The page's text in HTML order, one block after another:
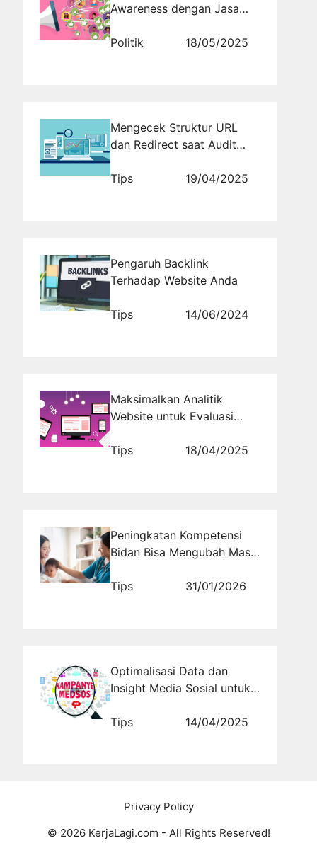
Awareness dengan Jasa
Cara Membuat Iklan Viral
Politik 18/05/2025
Mengecek Struktur URL
dan Redirect saat Audit
Tips
19/04/2025
Pengaruh Backlink
Terhadap Website Anda
Tips 14/06/2024
Maksimalkan Analitik
Website untuk Evaluasi
Syariah
Tips 18/04/2025
Peningkatan Kompetensi
Bidan Bisa Mengubah Masa
Anak
Tips 31/01/2026
Optimalisasi Data dan
Insight Media Sosial untuk
Tips
14/04/2025
Privacy Policy
© 2026 KerjaLagi.com - All Rights Reserved!